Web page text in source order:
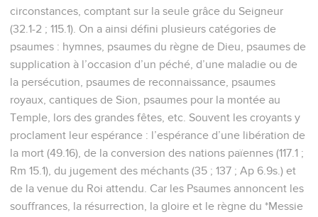
circonstances, comptant sur la seule grâce du Seigneur
(32.1-2 ; 115.1). On a ainsi défini plusieurs catégories de
psaumes : hymnes, psaumes du règne de Dieu, psaumes de
supplication à l’occasion d’un péché, d’une maladie ou de
la persécution, psaumes de reconnaissance, psaumes
royaux, cantiques de Sion, psaumes pour la montée au
Temple, lors des grandes fêtes, etc. Souvent les croyants y
proclament leur espérance : l’espérance d’une libération de
la mort (49.16), de la conversion des nations païennes (117.1 ;
Rm 15.1), du jugement des méchants (35 ; 137 ; Ap 6.9s.) et
de la venue du Roi attendu. Car les Psaumes annoncent les
souffrances, la résurrection, la gloire et le règne du *Messie